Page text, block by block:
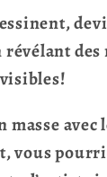
révélant
avec
vous